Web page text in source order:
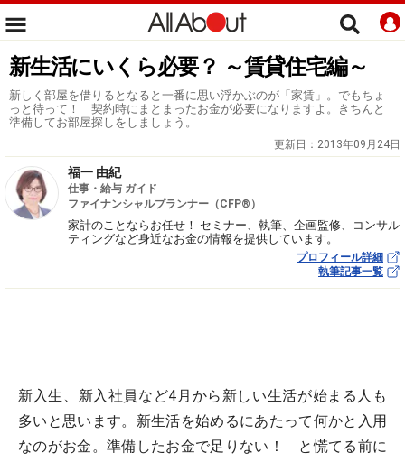
新生活にいくら必要？ ～賃貸住宅編～
新しく部屋を借りるとなると一番に思い浮かぶのが「家賃」。でもちょ
っと待って！ 契約時にまとまったお金が必要になりますよ。きちんと
準備してお部屋探しをしましょう。
更新日： 2013年09月24日
福一 由紀
仕事・給与 ガイド
ファイナンシャルプランナー（CFP®）
家計のことならお任せ！ セミナー、執筆、企画監修、コンサル
ティングなど身近なお金の情報を提供しています。
プロフィール詳細
執筆記事一覧
新入生、新入社員など4月から新しい生活が始まる人も
多いと思います。新生活を始めるにあたって何かと入用
なのがお金。準備したお金で足りない！ と慌てる前に